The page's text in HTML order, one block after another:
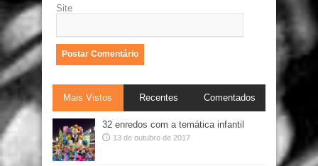
Site
Mais Vistos Recentes Comentados
32 enredos com a temática infantil
13 de outubro de 2017